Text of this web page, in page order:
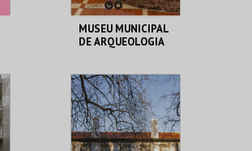
MUSEU MUNICIPAL
DE ARQUEOLOGIA
MUSEU MUNIC. ARQ.
SILVES
MAIS INFO